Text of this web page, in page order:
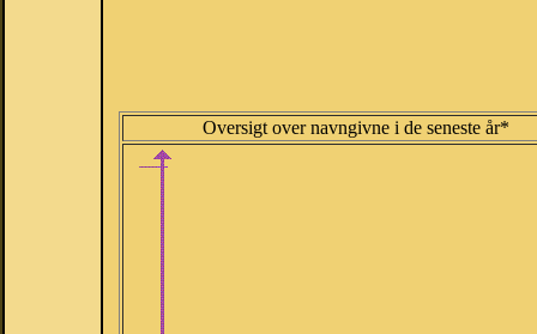
Oversigt over navngivne i de seneste år*